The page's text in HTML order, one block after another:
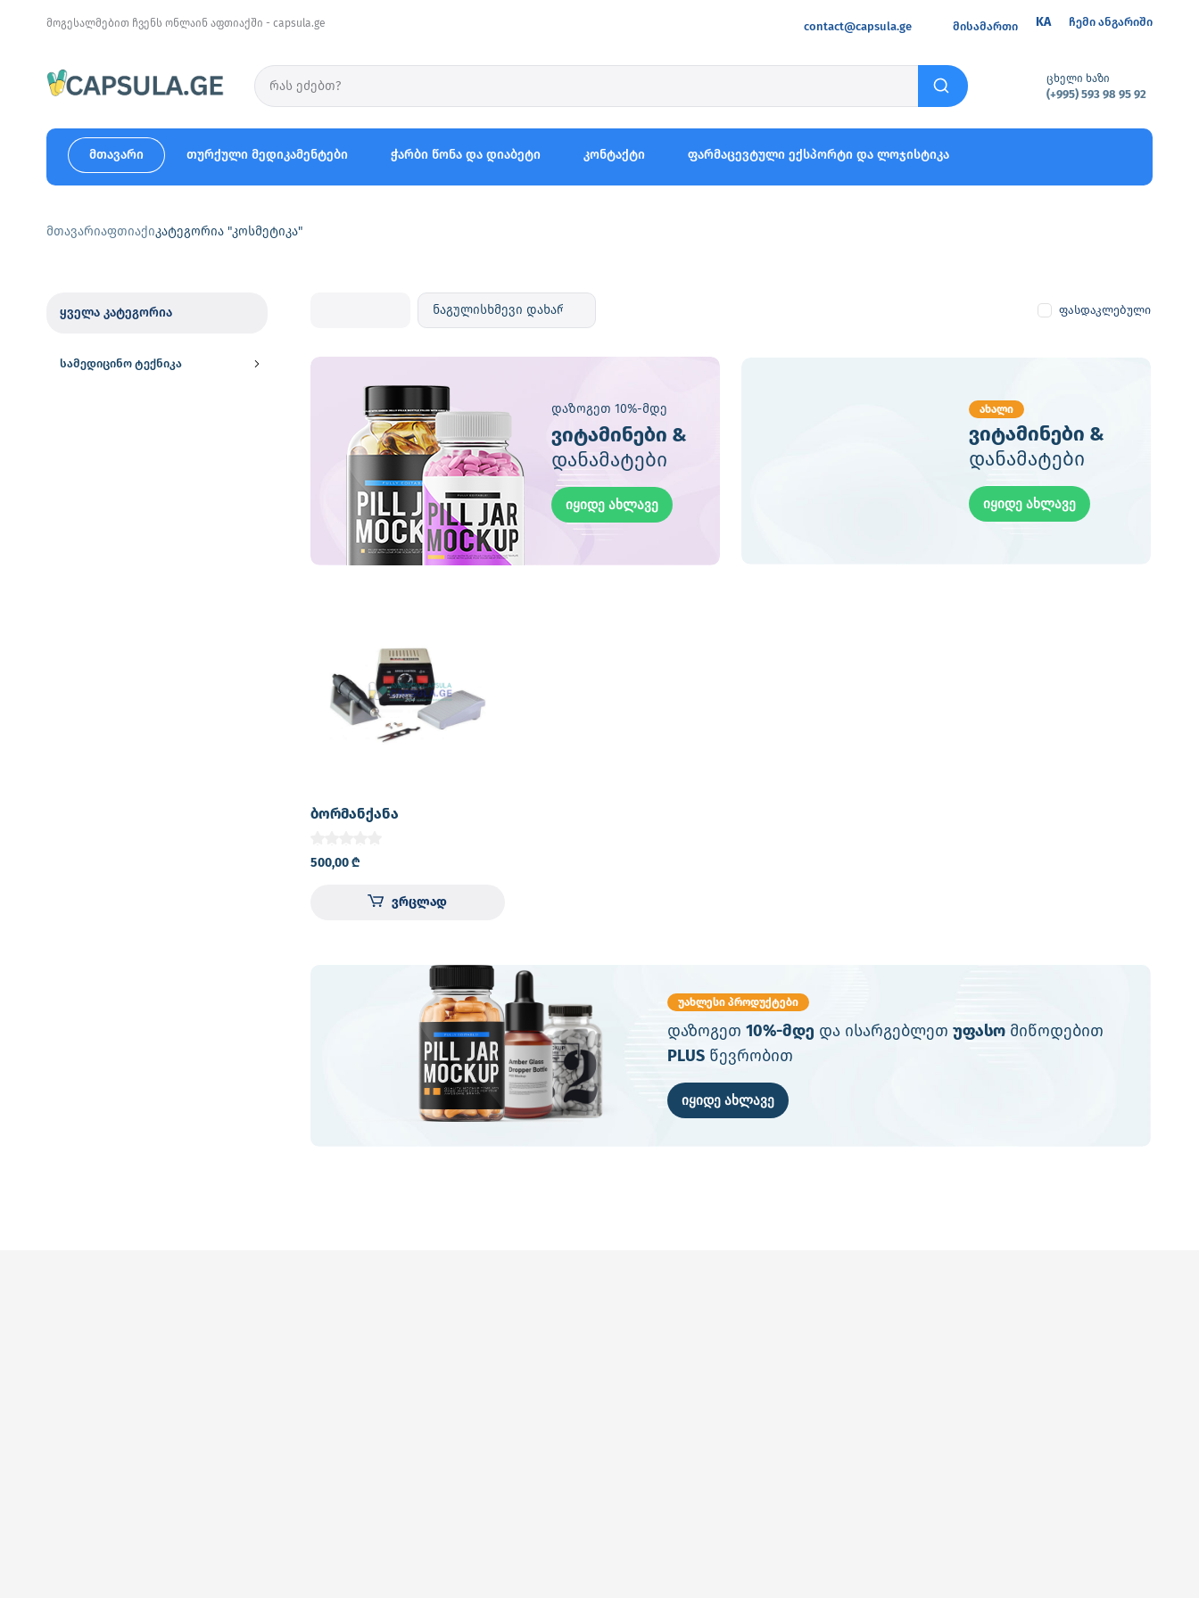
მოგესალმებით ჩვენს ონლაინ აფთიაქში - capsula.ge ჩემი ანგარიში
KA
მისამართი
contact@capsula.ge
ცხელი ხაზი
(+995) 593 98 95 92
მთავარი თურქული მედიკამენტები ჭარბი წონა და დიაბეტი კონტაქტი ფარმაცევტული ექსპორტი და ლოჯისტიკა
მთავარიაფთიაქიკატეგორია "კოსმეტიკა"
ყველა კატეგორია
სამედიცინო ტექნიკა
ფასდაკლებული
დაზოგეთ 10%-მდე
ვიტამინები &
დანამატები
იყიდე ახლავე
ახალი
ვიტამინები &
დანამატები
იყიდე ახლავე
ბორმანქანა
500,00₾
ვრცლად
უახლესი პროდუქტები
დაზოგეთ 10%-მდე და ისარგებლეთ უფასო მიწოდებით
PLUS წევრობით
იყიდე ახლავე